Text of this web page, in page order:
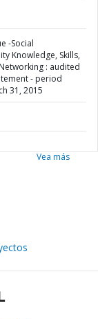
-Social
Knowledge, Skills,
: audited
- period
31, 2015
Vea más